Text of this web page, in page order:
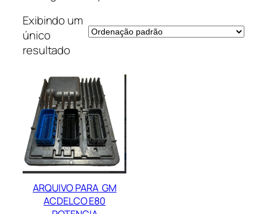
Exibindo um
único
resultado
ARQUIVO PARA GM
ACDELCO E80